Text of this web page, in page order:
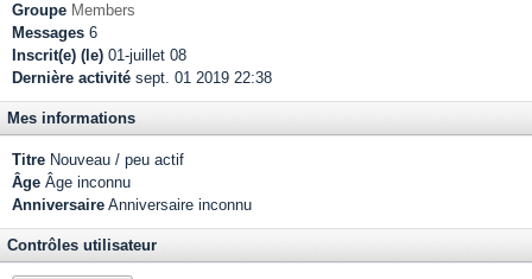
Groupe Members
Messages 6
Inscrit(e) (le) 01-juillet 08
Dernière activité sept. 01 2019 22:38
Mes informations
Titre Nouveau / peu actif
Âge Âge inconnu
Anniversaire Anniversaire inconnu
Contrôles utilisateur